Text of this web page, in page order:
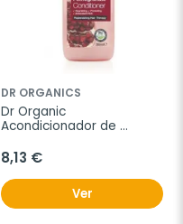
DR ORGANICS
Dr Organic
Acondicionador de
8,13 €
Ver